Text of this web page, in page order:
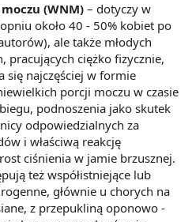
(WNM) – dotyczy w
około 40 - 50% kobiet po
ale także młodych
pracujących ciężko fizycznie,
się najczęściej w formie
porcji moczu w czasie
podnoszenia jako skutek
odpowiedzialnych za
i właściwą reakcję
ciśnienia w jamie brzusznej.
też współistniejące lub
głównie u chorych na
z przepukliną oponowo -